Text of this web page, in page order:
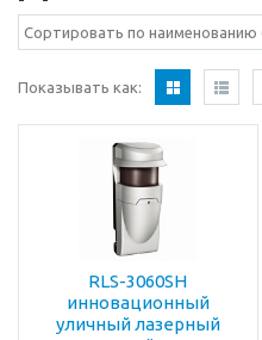
Показывать как:
RLS-3060SH
инновационный
уличный лазерный